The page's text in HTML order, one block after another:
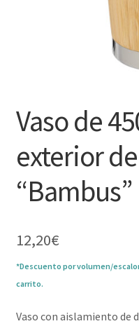
Vaso de
exterior
“Bambus”
12,20€
*Descuento por volumen/
carrito.
Vaso con aislamiento de